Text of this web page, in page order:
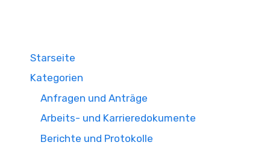
Starseite
Kategorien
Anfragen und Anträge
Arbeits- und Karrieredokumente
Berichte und Protokolle